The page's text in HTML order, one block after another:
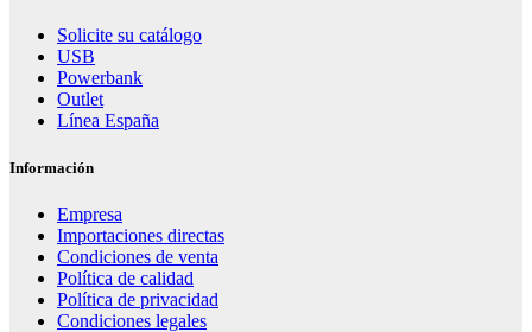
Solicite su catálogo
USB
Powerbank
Outlet
Línea España
Información
Empresa
Importaciones directas
Condiciones de venta
Política de calidad
Política de privacidad
Condiciones legales